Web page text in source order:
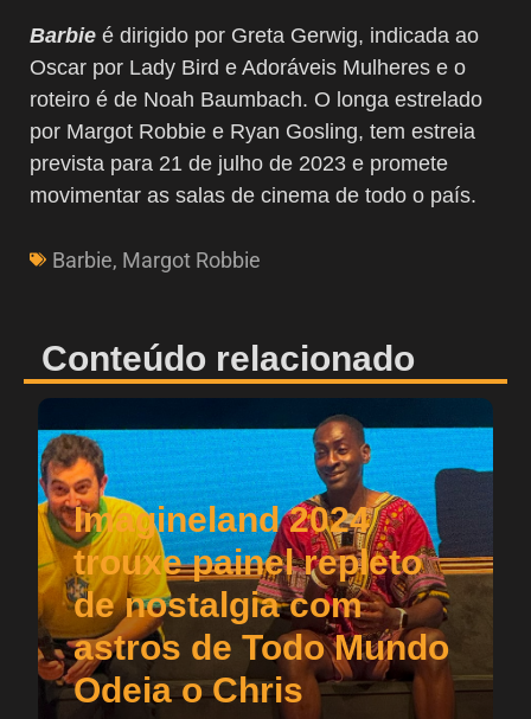
Barbie é dirigido por Greta Gerwig, indicada ao
Oscar por Lady Bird e Adoráveis Mulheres e o
roteiro é de Noah Baumbach. O longa estrelado
por Margot Robbie e Ryan Gosling, tem estreia
prevista para 21 de julho de 2023 e promete
movimentar as salas de cinema de todo o país.
Barbie, Margot Robbie
Conteúdo relacionado
Imagineland 2024
trouxe painel repleto
de nostalgia com
astros de Todo Mundo
Odeia o Chris